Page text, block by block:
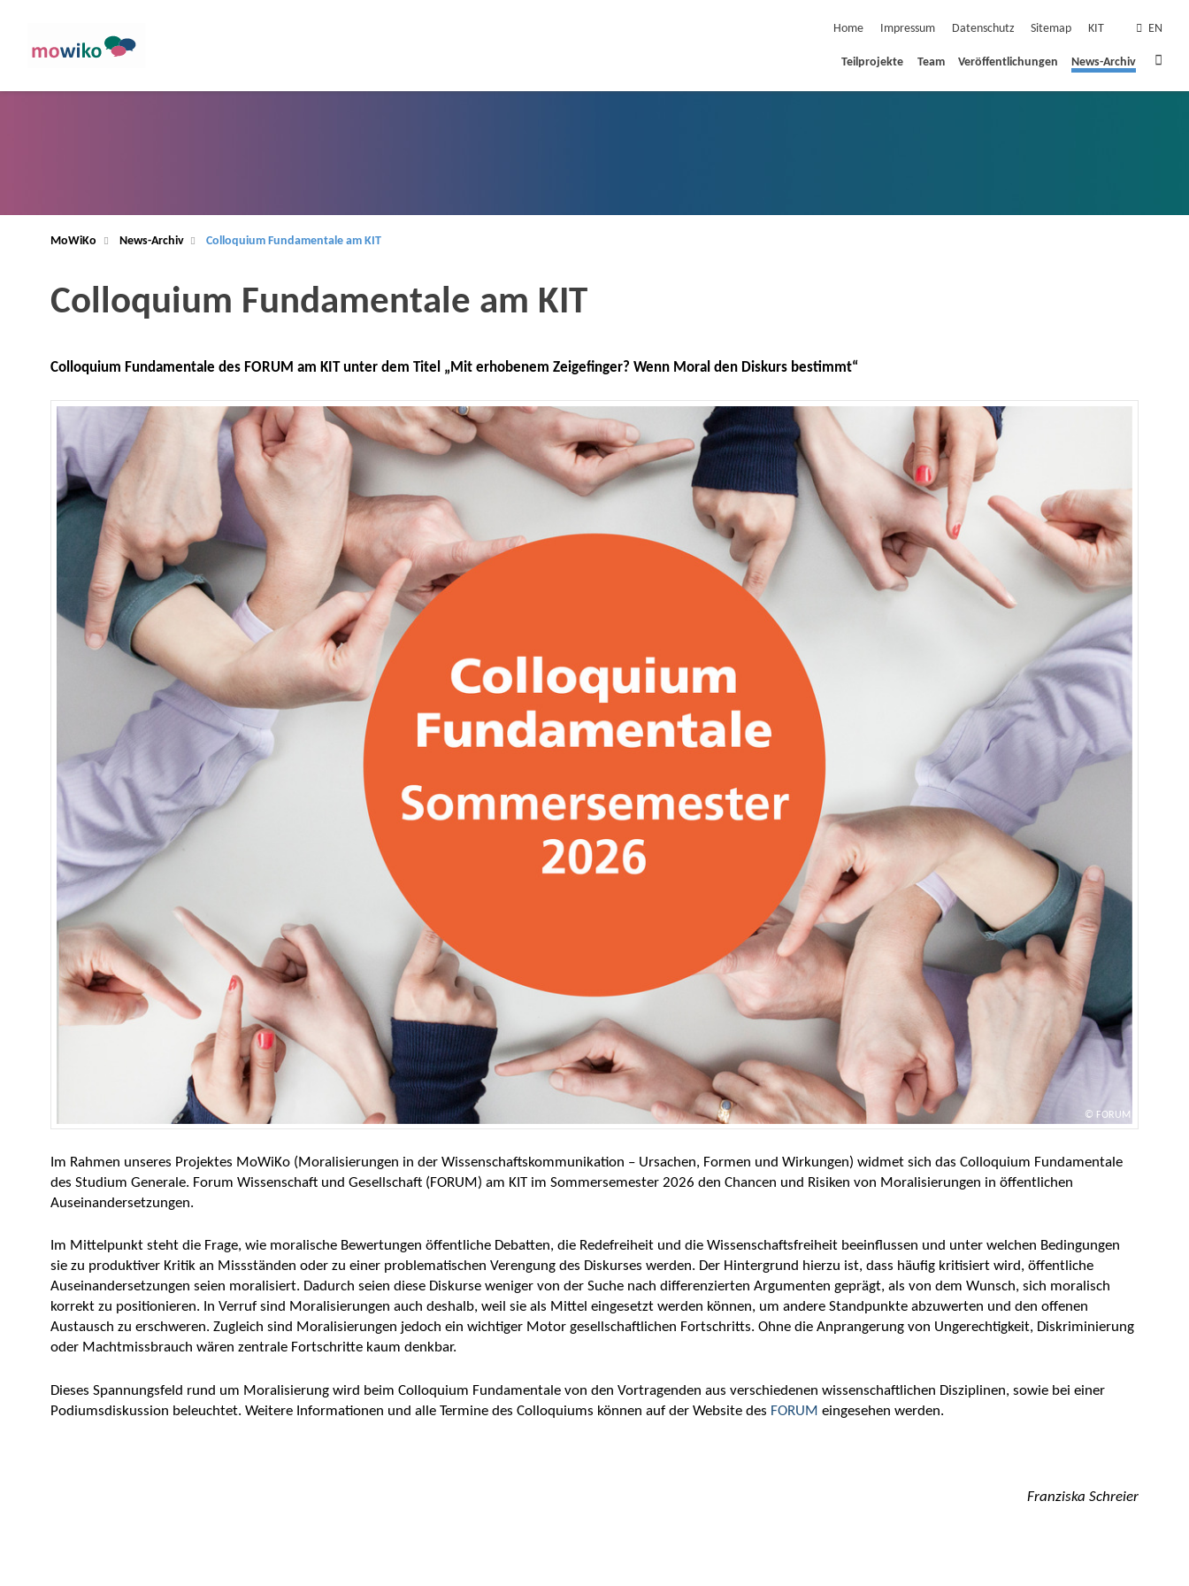
Home
Impressum Datenschutz Sitemap KIT EN
Teilprojekte Team Veröffentlichungen News-Archiv
MoWiKo News-Archiv Colloquium Fundamentale am KIT
Colloquium Fundamentale am KIT
Colloquium Fundamentale des FORUM am KIT unter dem Titel „Mit erhobenem Zeigefinger? Wenn Moral den Diskurs bestimmt“
FORUM
Im Rahmen unseres Projektes MoWiKo (Moralisierungen in der Wissenschaftskommunikation – Ursachen, Formen und Wirkungen) widmet sich das Colloquium Fundamentale
des Studium Generale. Forum Wissenschaft und Gesellschaft (FORUM) am KIT im Sommersemester 2026 den Chancen und Risiken von Moralisierungen in öffentlichen
Auseinandersetzungen.
Im Mittelpunkt steht die Frage, wie moralische Bewertungen öffentliche Debatten, die Redefreiheit und die Wissenschaftsfreiheit beeinflussen und unter welchen Bedingungen
sie zu produktiver Kritik an Missständen oder zu einer problematischen Verengung des Diskurses werden. Der Hintergrund hierzu ist, dass häufig kritisiert wird, öffentliche
Auseinandersetzungen seien moralisiert. Dadurch seien diese Diskurse weniger von der Suche nach differenzierten Argumenten geprägt, als von dem Wunsch, sich moralisch
korrekt zu positionieren. In Verruf sind Moralisierungen auch deshalb, weil sie als Mittel eingesetzt werden können, um andere Standpunkte abzuwerten und den offenen
Austausch zu erschweren. Zugleich sind Moralisierungen jedoch ein wichtiger Motor gesellschaftlichen Fortschritts. Ohne die Anprangerung von Ungerechtigkeit, Diskriminierung
oder Machtmissbrauch wären zentrale Fortschritte kaum denkbar.
Dieses Spannungsfeld rund um Moralisierung wird beim Colloquium Fundamentale von den Vortragenden aus verschiedenen wissenschaftlichen Disziplinen, sowie bei einer
Podiumsdiskussion beleuchtet. Weitere Informationen und alle Termine des Colloquiums können auf der Website des FORUM eingesehen werden.
Franziska Schreier